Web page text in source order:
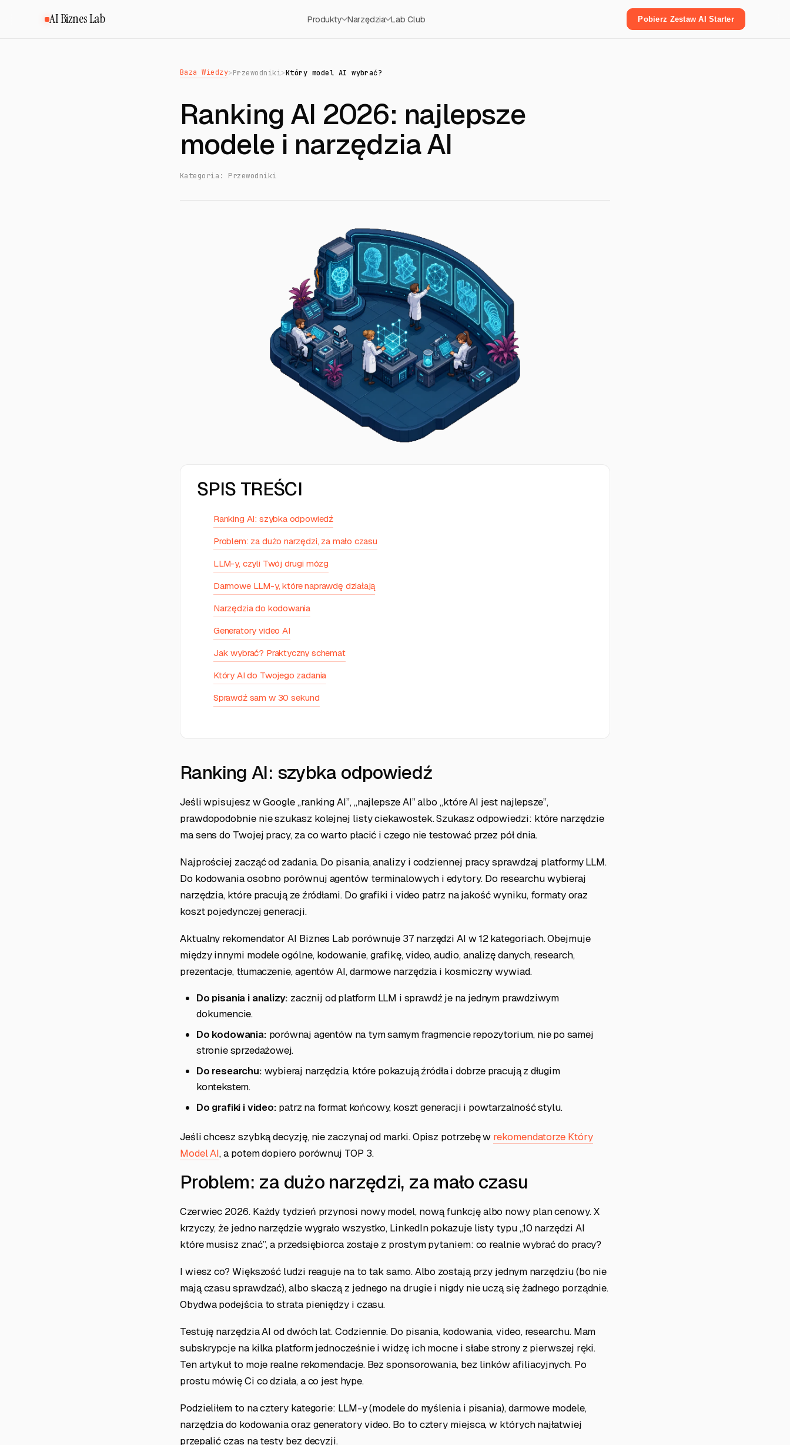
AI Biznes Lab Produkty Narzędzia Lab Club Pobierz Zestaw AI Starter
Baza Wiedzy>Przewodniki>Który model AI wybrać?
Ranking AI 2026: najlepsze
modele i narzędzia AI
Kategoria: Przewodniki
SPIS TREŚCI
Ranking AI: szybka odpowiedź
Problem: za dużo narzędzi, za mało czasu
LLM-y, czyli Twój drugi mózg
Darmowe LLM-y, które naprawdę działają
Narzędzia do kodowania
Generatory video AI
Jak wybrać? Praktyczny schemat
Który AI do Twojego zadania
Sprawdź sam w 30 sekund
Ranking AI: szybka odpowiedź
Jeśli wpisujesz w Google „ranking AI”, „najlepsze AI” albo „które AI jest najlepsze”,
prawdopodobnie nie szukasz kolejnej listy ciekawostek. Szukasz odpowiedzi: które narzędzie
ma sens do Twojej pracy, za co warto płacić i czego nie testować przez pół dnia.
Najprościej zacząć od zadania. Do pisania, analizy i codziennej pracy sprawdzaj platformy LLM.
Do kodowania osobno porównuj agentów terminalowych i edytory. Do researchu wybieraj
narzędzia, które pracują ze źródłami. Do grafiki i video patrz na jakość wyniku, formaty oraz
koszt pojedynczej generacji.
Aktualny rekomendator AI Biznes Lab porównuje 37 narzędzi AI w 12 kategoriach. Obejmuje
między innymi modele ogólne, kodowanie, grafikę, video, audio, analizę danych, research,
prezentacje, tłumaczenie, agentów AI, darmowe narzędzia i kosmiczny wywiad.
Do pisania i analizy: zacznij od platform LLM i sprawdź je na jednym prawdziwym
dokumencie.
Do kodowania: porównaj agentów na tym samym fragmencie repozytorium, nie po samej
stronie sprzedażowej.
Do researchu: wybieraj narzędzia, które pokazują źródła i dobrze pracują z długim
kontekstem.
Do grafiki i video: patrz na format końcowy, koszt generacji i powtarzalność stylu.
Jeśli chcesz szybką decyzję, nie zaczynaj od marki. Opisz potrzebę w rekomendatorze Który
Model AI, a potem dopiero porównuj TOP 3.
Problem: za dużo narzędzi, za mało czasu
Czerwiec 2026. Każdy tydzień przynosi nowy model, nową funkcję albo nowy plan cenowy. X
krzyczy, że jedno narzędzie wygrało wszystko, LinkedIn pokazuje listy typu „10 narzędzi AI
które musisz znać”, a przedsiębiorca zostaje z prostym pytaniem: co realnie wybrać do pracy?
I wiesz co? Większość ludzi reaguje na to tak samo. Albo zostają przy jednym narzędziu (bo nie
mają czasu sprawdzać), albo skaczą z jednego na drugie i nigdy nie uczą się żadnego porządnie.
Obydwa podejścia to strata pieniędzy i czasu.
Testuję narzędzia AI od dwóch lat. Codziennie. Do pisania, kodowania, video, researchu. Mam
subskrypcje na kilka platform jednocześnie i widzę ich mocne i słabe strony z pierwszej ręki.
Ten artykuł to moje realne rekomendacje. Bez sponsorowania, bez linków afiliacyjnych. Po
prostu mówię Ci co działa, a co jest hype.
Podzieliłem to na cztery kategorie: LLM-y (modele do myślenia i pisania), darmowe modele,
narzędzia do kodowania oraz generatory video. Bo to cztery miejsca, w których najłatwiej
przepalić czas na testy bez decyzji.